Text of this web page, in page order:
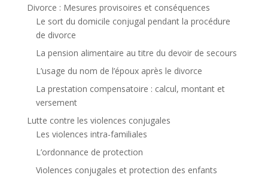
Divorce : Mesures provisoires et conséquences
Le sort du domicile conjugal pendant la procédure
de divorce
La pension alimentaire au titre du devoir de secours
L’usage du nom de l’époux après le divorce
La prestation compensatoire : calcul, montant et
versement
Lutte contre les violences conjugales
Les violences intra-familiales
L’ordonnance de protection
Violences conjugales et protection des enfants